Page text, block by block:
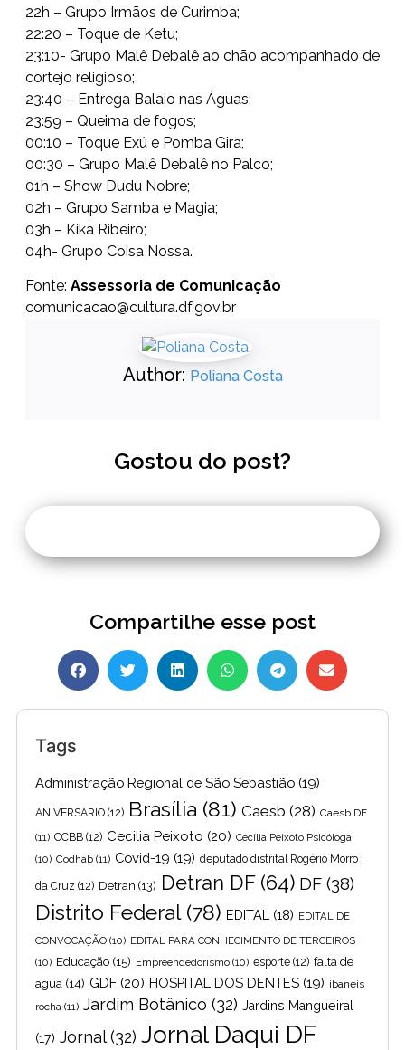
22h – Grupo Irmãos de Curimba;
22:20 – Toque de Ketu;
23:10- Grupo Malê Debalê ao chão acompanhado de
cortejo religioso;
23:40 – Entrega Balaio nas Águas;
23:59 – Queima de fogos;
00:10 – Toque Exú e Pomba Gira;
00:30 – Grupo Malê Debalê no Palco;
01h – Show Dudu Nobre;
02h – Grupo Samba e Magia;
03h – Kika Ribeiro;
04h- Grupo Coisa Nossa.
Fonte: Assessoria de Comunicação
comunicacao@cultura.df.gov.br
Author: Poliana Costa
Gostou do post?
Compartilhe esse post
Tags
Administração Regional de São Sebastião (19)
ANIVERSARIO (12) Brasília (81) Caesb (28) Caesb DF
(11) CCBB (12) Cecilia Peixoto (20) Cecília Peixoto Psicóloga
(10) Codhab (11) Covid-19 (19) deputado distrital Rogério Morro
da Cruz (12) Detran (13) Detran DF(64) DF (38)
Distrito Federal(78) EDITAL (18) EDITAL DE
CONVOCAÇÃO (10) EDITAL PARA CONHECIMENTO DE TERCEIROS
(10) Educação (15) Empreendedorismo (10) esporte (12) falta de
agua (14) GDF (20) HOSPITAL DOS DENTES (19) ibaneis
rocha (11) Jardim Botânico (32) Jardins Mangueiral
(17) Jornal(32) Jornal Daqui DF